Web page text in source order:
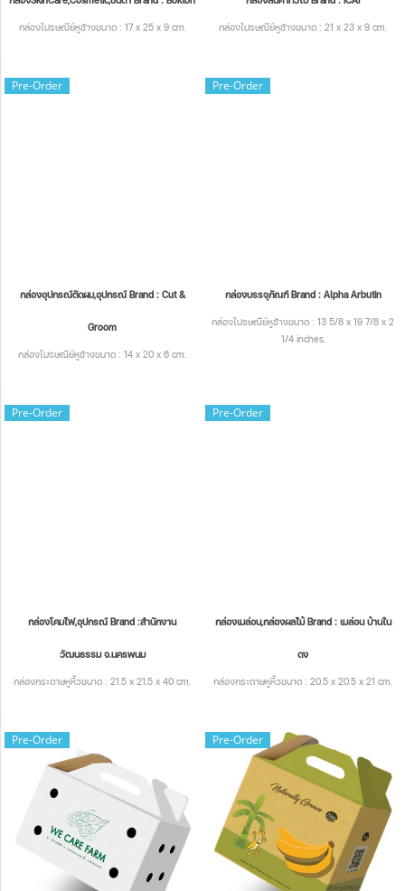
กล่องไปรษณีย์หูช้างขนาด : 17 x 25 x 9 cm. กล่องไปรษณีย์หูช้างขนาด : 21 x 23 x 9 cm.
Pre-Order
กล่องอุปกรณ์ตัดผม,อุปกรณ์ Brand : Cut &
Groom
กล่องไปรษณีย์หูช้างขนาด : 14 x 20 x 6 cm.
Pre-Order
กล่องบรรจุภัณฑ์ Brand : Alpha Arbutin
กล่องไปรษณีย์หูช้างขนาด : 13 5/8 x 19 7/8 x 2
1/4 inches.
Pre-Order
กล่องโคมไฟ,อุปกรณ์ Brand :สำนักงาน
วัฒนธรรม จ.นครพนม
กล่องกระดาษหูหิ้วขนาด : 21.5 x 21.5 x 40 cm.
Pre-Order
กล่องเมล่อน,กล่องผลไม้ Brand : เมล่อน บ้านใน
ดง
กล่องกระดาษหูหิ้วขนาด : 20.5 x 20.5 x 21 cm.
Pre-Order Pre-Order